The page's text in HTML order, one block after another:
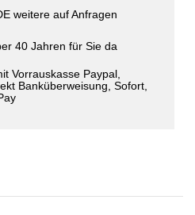
weitere auf Anfragen
40 Jahren für Sie da
Vorrauskasse Paypal,
Banküberweisung, Sofort,